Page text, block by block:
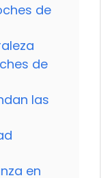
de
de
las
en